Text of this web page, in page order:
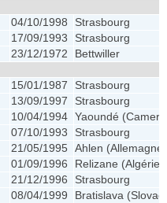
04/10/1998
Strasbourg
17/09/1993
Strasbourg
23/12/1972
Bettwiller
15/01/1987
Strasbourg
13/09/1997
Strasbourg
10/04/1994 Yaoundé
07/10/1993
Strasbourg
21/05/1995 Ahlen (Allemagne)
01/09/1996
Relizane (Algérie)
21/12/1996
Strasbourg
08/04/1999
Bratislava